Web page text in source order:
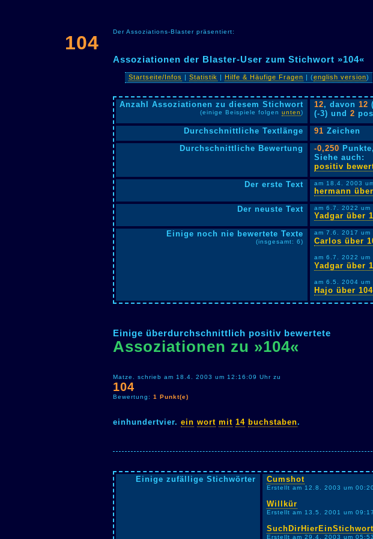
Der Assoziations-Blaster präsentiert:
104
Assoziationen der Blaster-User zum Stichwort »104«
Startseite/Infos Statistik Hilfe & Häufige Fragen | (english version)
Anzahl Assoziationen zu diesem Stichwort
(einige Beispiele folgen unten)
12, davon12
(-3) und2
Durchschnittliche Textlänge
91 Zeichen
Durchschnittliche Bewertung
-0,250
Siehe auch:
positiv
Der erste Text
am 18.4. 2003
hermann
Der neuste Text
am 6.7. 2022 um
Yadgar über
Einige noch nie bewertete Texte
(insgesamt: 6)
am 7.6. 2017 um
Carlos über
am 6.7. 2022 um
Yadgar über
am 6.5. 2004 um
Hajo über 104
Einige überdurchschnittlich positiv bewertete
Assoziationen zu »104«
Matze. schrieb am 18.4. 2003 um 12:16:09 Uhr zu
104
Bewertung: 1 Punkt(e)
einhundertvier. ein wort mit 14 buchstaben.
Einige zufällige Stichwörter Cumshot
Erstellt am 12.8. 2003 um
Willkür
Erstellt am 13.5. 2001 um
Erstellt am 29.4. 2003 um